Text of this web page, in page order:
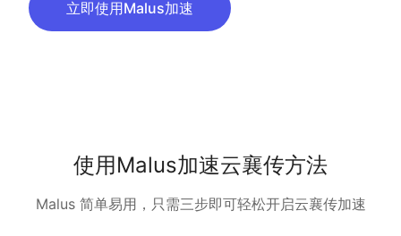
云襄决定挺身而出,捍卫心中的正义，哪怕是牺牲自己也在所不惜。
立即使用Malus加速
使用Malus加速云襄传方法
Malus 简单易用，只需三步即可轻松开启云襄传加速